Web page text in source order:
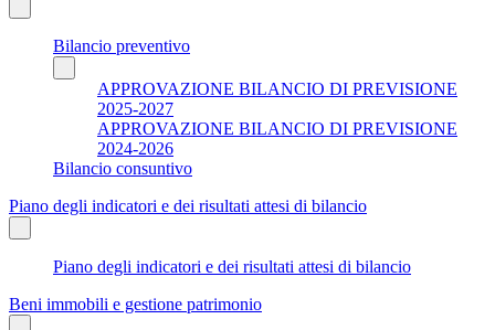
Bilancio preventivo
APPROVAZIONE BILANCIO DI PREVISIONE
2025-2027
APPROVAZIONE BILANCIO DI PREVISIONE
2024-2026
Bilancio consuntivo
Piano degli indicatori e dei risultati attesi di bilancio
Piano degli indicatori e dei risultati attesi di bilancio
Beni immobili e gestione patrimonio